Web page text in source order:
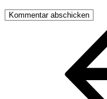
Beitragsnavigation